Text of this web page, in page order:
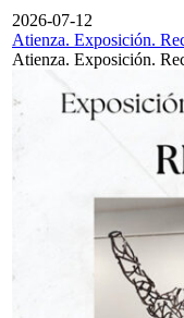
2026-07-12
Atienza. Exposición.
Atienza. Exposición.